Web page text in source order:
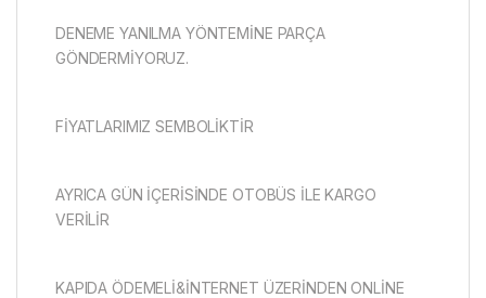
DENEME YANILMA YÖNTEMİNE PARÇA
GÖNDERMİYORUZ.
FİYATLARIMIZ SEMBOLİKTİR
AYRICA GÜN İÇERİSİNDE OTOBÜS İLE KARGO
VERİLİR
KAPIDA ÖDEMELİ&İNTERNET ÜZERİNDEN ONLİNE